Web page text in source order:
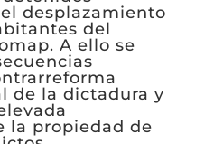
desplazamiento
del
A ello se
de la dictadura y
la propiedad de